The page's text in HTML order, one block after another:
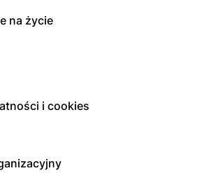
na życie
i cookies